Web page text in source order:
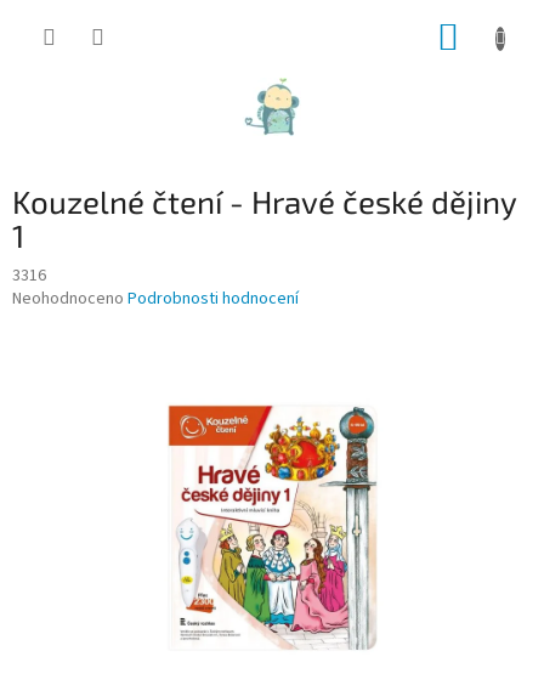
Kouzelné čtení - Hravé české dějiny
1
3316
Průměrné
Neohodnoceno Podrobnosti hodnocení